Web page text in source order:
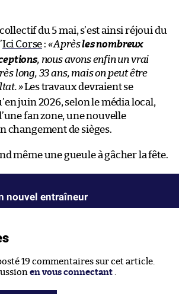
du 5 mai, s’est ainsi réjoui du
Ici Corse : «Aprèsles nombreux
, nous avons enfin un vrai
long, 33 ans, mais on peut être
»Les travaux devraient se
juin 2026, selon le média local,
fan zone, une nouvelle
changement de sièges.
même une gueule à gâcher la fête.
nouvel entraîneur
19 commentaires sur cet article.
en vous connectant